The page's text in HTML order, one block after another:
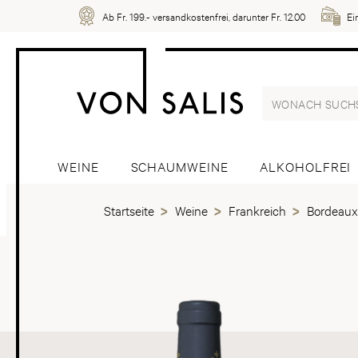
Ab Fr. 199.- versandkostenfrei, darunter Fr. 12.00
WEINE SCHAUMWEINE ALKOHOLFREI
Startseite Weine Frankreich Bordeaux